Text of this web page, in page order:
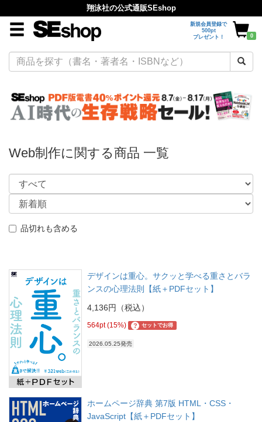
翔泳社の公式通販SEshop
新規会員登録で
500pt
プレゼント！
0
Web制作に関する商品 一覧
品切れも含める
デザインは重心。サクッと学べる重さとバラ
ンスの心理法則【紙＋PDFセット】
4,136円（税込）
564pt (15%) ? セットでお得
2026.05.25発売
ホームページ辞典 第7版 HTML・CSS・
JavaScript【紙＋PDFセット】